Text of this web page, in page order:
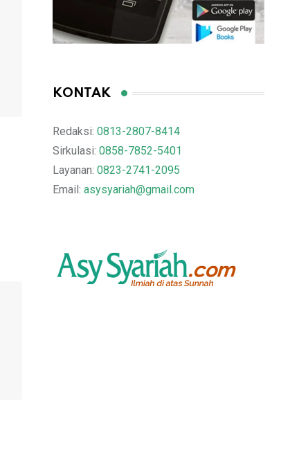
KONTAK
Redaksi: 0813-2807-8414
Sirkulasi: 0858-7852-5401
Layanan: 0823-2741-2095
Email: asysyariah@gmail.com